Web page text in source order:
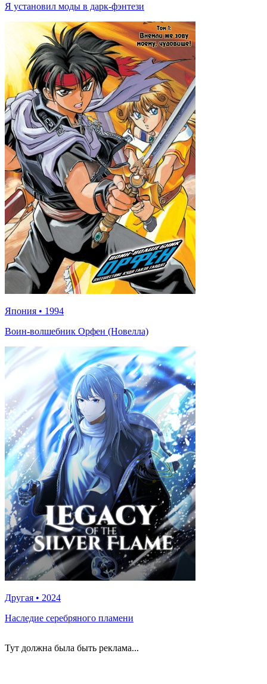
Я установил моды в дарк-фэнтези
Япония • 1994
Воин-волшебник Орфен (Новелла)
Другая • 2024
Наследие серебряного пламени
Тут должна была быть реклама...